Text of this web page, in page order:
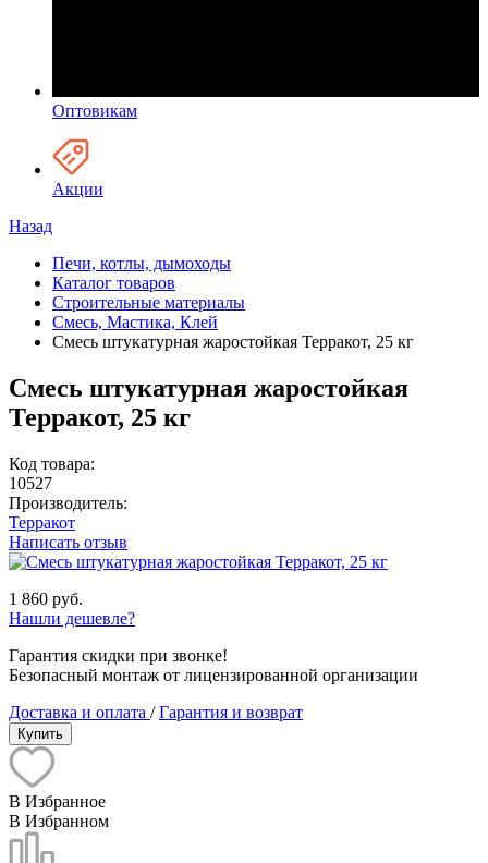
Оптовикам
Акции
Назад
Печи, котлы, дымоходы
Каталог товаров
Строительные материалы
Смесь, Мастика, Клей
Смесь штукатурная жаростойкая Терракот, 25 кг
Смесь штукатурная жаростойкая
Терракот, 25 кг
Код товара:
10527
Производитель:
Терракот
Написать отзыв
1 860 руб.
Нашли дешевле?
Гарантия скидки при звонке!
Безопасный монтаж от лицензированной организации
Доставка и оплата /Гарантия и возврат
Купить
В Избранное
В Избранном